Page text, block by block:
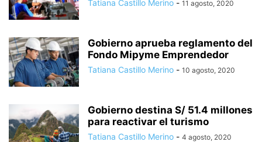
Tatiana Castillo Merino - 11 agosto, 2020
Gobierno aprueba reglamento del
Fondo Mipyme Emprendedor
Tatiana Castillo Merino - 10 agosto, 2020
Gobierno destina S/ 51.4 millones
para reactivar el turismo
Tatiana Castillo Merino - 4 agosto, 2020